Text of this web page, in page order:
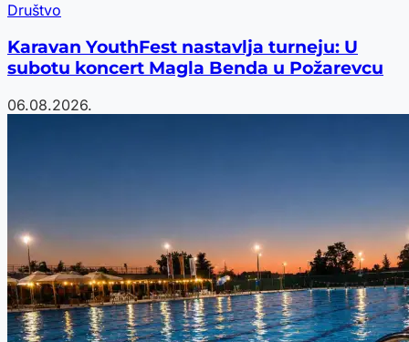
Društvo
Karavan YouthFest nastavlja turneju: U
subotu koncert Magla Benda u Požarevcu
06.08.2026.